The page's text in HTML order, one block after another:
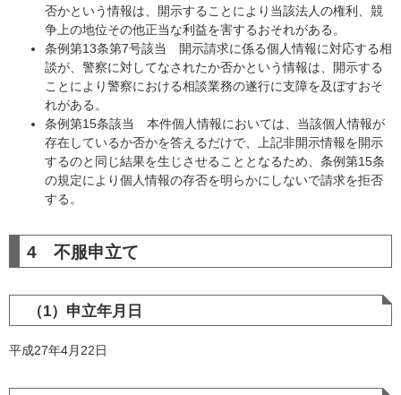
否かという情報は、開示することにより当該法人の権利、競
争上の地位その他正当な利益を害するおそれがある。
条例第13条第7号該当 開示請求に係る個人情報に対応する相
談が、警察に対してなされたか否かという情報は、開示する
ことにより警察における相談業務の遂行に支障を及ぼすおそ
れがある。
条例第15条該当 本件個人情報においては、当該個人情報が
存在しているか否かを答えるだけで、上記非開示情報を開示
するのと同じ結果を生じさせることとなるため、条例第15条
の規定により個人情報の存否を明らかにしないで請求を拒否
する。
4 不服申立て
（1）申立年月日
平成27年4月22日